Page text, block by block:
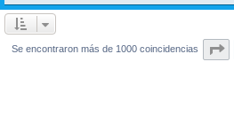
Se encontraron más de 1000 coincidencias